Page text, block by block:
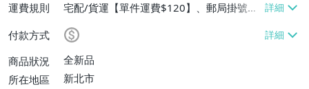
運費規則
宅配/貨運【單件運費$120】、郵局掛號
【單件運費$80】、面交/自取/不寄送【免
運費】
付款方式
商品狀況
全新品
所在地區
新北市